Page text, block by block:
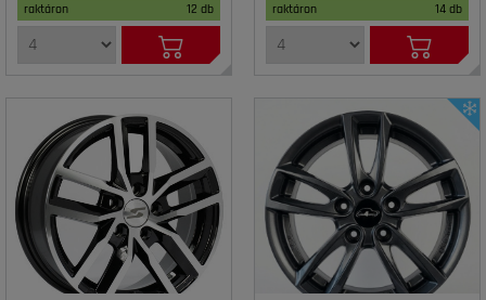
raktáron 12 db raktáron 14 db